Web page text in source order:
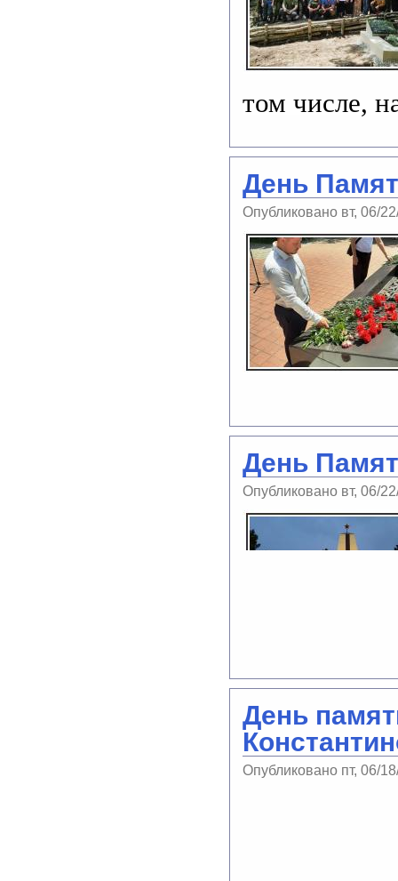
том числе,
День
Опубликовано вт, 06/
День
Опубликовано вт, 06/
День
Опубликовано пт, 06/